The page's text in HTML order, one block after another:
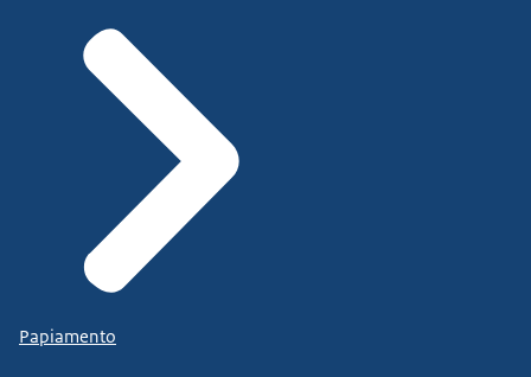
Papiamento